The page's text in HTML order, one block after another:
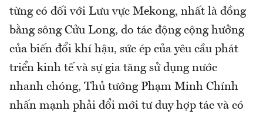
từng có đối với Lưu vực Mekong, nhất là đồng
bằng sông Cửu Long, do tác động cộng hưởng
của biến đổi khí hậu, sức ép của yêu cầu phát
triển kinh tế và sự gia tăng sử dụng nước
nhanh chóng, Thủ tướng Phạm Minh Chính
nhấn mạnh phải đổi mới tư duy hợp tác và có